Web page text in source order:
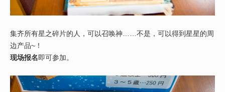
集齐所有星之碎片的人，可以召唤神……不是，可以得到星星的周
边产品~！
现场报名即可参加。